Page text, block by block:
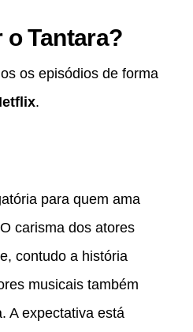
Tantara?
os episódios de forma
.
para quem ama
carisma dos atores
contudo a história
musicais também
A expectativa está